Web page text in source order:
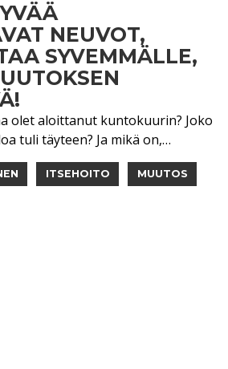
NEUVOT,
SYVEMMÄLLE,
olet aloittanut kuntokuurin? Joko
tuli täyteen? Ja mikä on,…
ITSEHOITO MUUTOS